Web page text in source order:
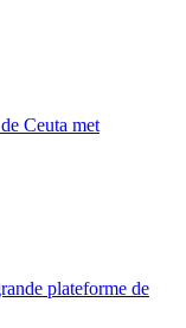
Ceuta met
plateforme de